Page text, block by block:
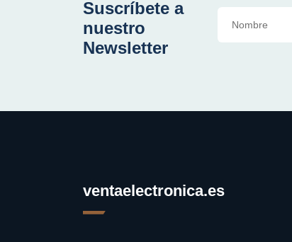
Suscríbete a
nuestro
Newsletter
ventaelectronica.es